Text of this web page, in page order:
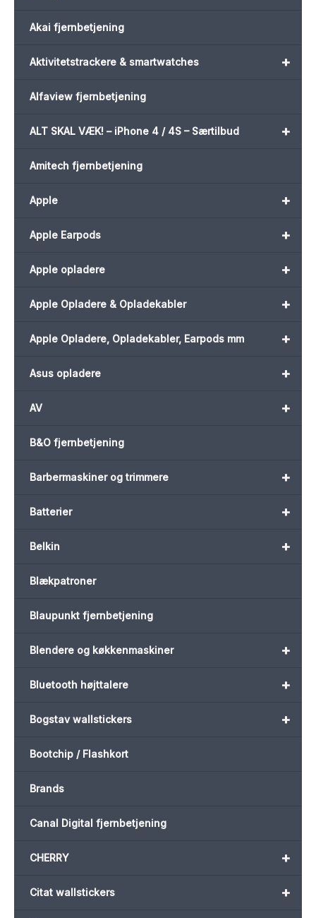
Akai fjernbetjening
+
Aktivitetstrackere & smartwatches
Alfaview fjernbetjening
+
ALT SKAL VÆK! – iPhone 4 / 4S – Særtilbud
Amitech fjernbetjening
+
Apple
+
Apple Earpods
+
Apple opladere
+
Apple Opladere & Opladekabler
+
Apple Opladere, Opladekabler, Earpods mm
+
Asus opladere
+
AV
B&O fjernbetjening
+
Barbermaskiner og trimmere
+
Batterier
+
Belkin
Blækpatroner
Blaupunkt fjernbetjening
+
Blendere og køkkenmaskiner
+
Bluetooth højttalere
+
Bogstav wallstickers
Bootchip / Flashkort
Brands
Canal Digital fjernbetjening
+
CHERRY
+
Citat wallstickers